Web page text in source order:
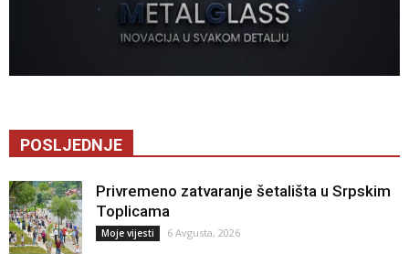
POSLJEDNJE
Privremeno zatvaranje šetališta u Srpskim
Toplicama
Moje vijesti 6 Avgusta, 2026